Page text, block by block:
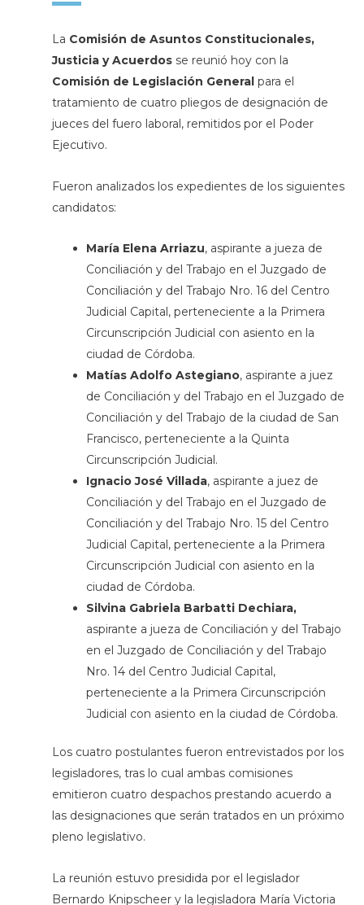
La Comisión de Asuntos Constitucionales,
Justicia y Acuerdosse reunió hoy con la
Comisión de Legislación Generalpara el
tratamiento de cuatro pliegos de designación de
jueces del fuero laboral, remitidos por el Poder
Ejecutivo.
Fueron analizados los expedientes de los siguientes
candidatos:
María Elena Arriazu, aspirante a jueza de
Conciliación y del Trabajo en el Juzgado de
Conciliación y del Trabajo Nro. 16 del Centro
Judicial Capital, perteneciente a la Primera
Circunscripción Judicial con asiento en la
ciudad de Córdoba.
Matías Adolfo Astegiano, aspirante a juez
de Conciliación y del Trabajo en el Juzgado de
Conciliación y del Trabajo de la ciudad de San
Francisco, perteneciente a la Quinta
Circunscripción Judicial.
Ignacio José Villada, aspirante a juez de
Conciliación y del Trabajo en el Juzgado de
Conciliación y del Trabajo Nro. 15 del Centro
Judicial Capital, perteneciente a la Primera
Circunscripción Judicial con asiento en la
ciudad de Córdoba.
Silvina Gabriela Barbatti Dechiara,
aspirante a jueza de Conciliación y del Trabajo
en el Juzgado de Conciliación y del Trabajo
Nro. 14 del Centro Judicial Capital,
perteneciente a la Primera Circunscripción
Judicial con asiento en la ciudad de Córdoba.
Los cuatro postulantes fueron entrevistados por los
legisladores, tras lo cual ambas comisiones
emitieron cuatro despachos prestando acuerdo a
las designaciones que serán tratados en un próximo
pleno legislativo.
La reunión estuvo presidida por el legislador
Bernardo Knipscheer y la legisladora María Victoria